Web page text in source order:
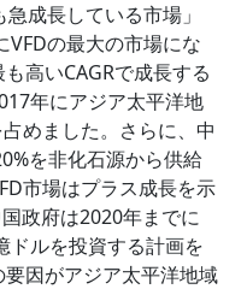
成長している市場」
VFDの最大の市場にな
高いCAGRで成長する
年にアジア太平洋地
めました。さらに、中
を非化石源から供給
市場はプラス成長を示
政府は2020年までに
ドルを投資する計画を
因がアジア太平洋地域